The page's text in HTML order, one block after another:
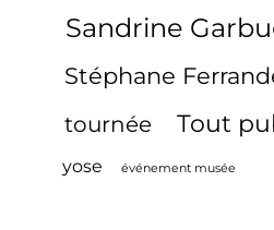
Sandrine
Stéphane
tournée Tout
yose événement musée